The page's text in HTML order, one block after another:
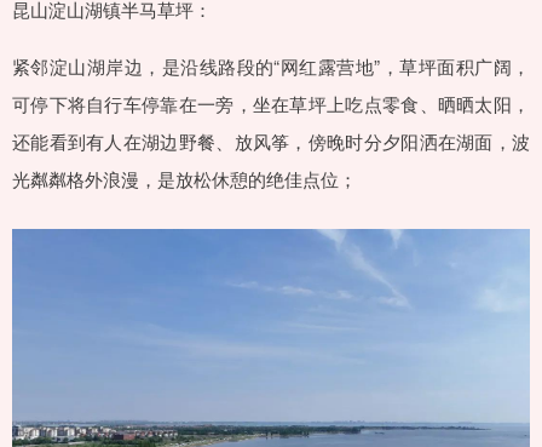
昆山淀山湖镇半马草坪：
紧邻淀山湖岸边，是沿线路段的“网红露营地”，草坪面积广阔，
可停下将自行车停靠在一旁，坐在草坪上吃点零食、晒晒太阳，
还能看到有人在湖边野餐、放风筝，傍晚时分夕阳洒在湖面，波
光粼粼格外浪漫，是放松休憩的绝佳点位；